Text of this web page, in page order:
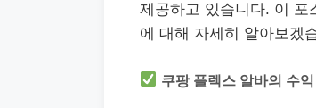
제공하고 있습니다. 이 포
에 대해 자세히 알아보겠
쿠팡 플렉스 알바의 수